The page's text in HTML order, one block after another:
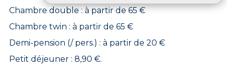
Chambre double : à partir de 65 €
Chambre twin : à partir de 65 €
Demi-pension (/ pers.) : à partir de 20 €
Petit déjeuner : 8,90 €.